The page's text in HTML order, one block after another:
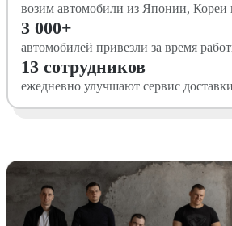
возим автомобили из Японии, Кореи
3 000+
автомобилей привезли за время
13 сотрудников
ежедневно улучшают сервис